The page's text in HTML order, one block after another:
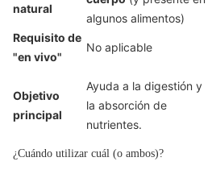
natural
algunos alimentos)
Requisito de
"en vivo"
No aplicable
Objetivo
principal
Ayuda a la digestión y
la absorción de
nutrientes.
¿Cuándo utilizar cuál (o ambos)?